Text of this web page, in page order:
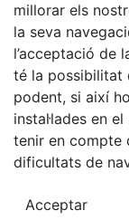
millorar els
la seva
l’acceptació de
té la possibilitat
podent, si així
instal·lades en
tenir en compte
dificultats de
Acceptar